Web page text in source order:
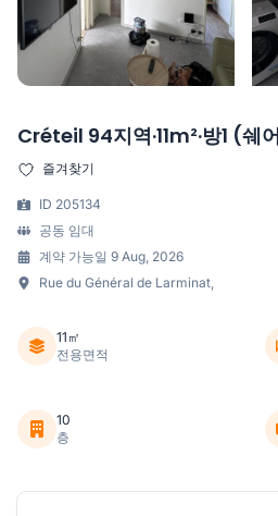
Créteil 94지역·11m²·방1 (쉐
즐겨찾기
ID 205134
공동 임대
계약 가능일 9 Aug, 2026
Rue du Général de Larminat,
11㎡
전용면적
10
층